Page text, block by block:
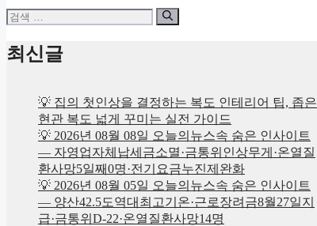
검
최신글
💡 집의 첫인상을 결정하는 복도 인테리어 팁, 좁은
현관 복도 넓게 꾸미는 실전 가이드
💡 2026년 08월 08일 오늘의뉴스속 숨은 인사이트
— 자영업자체납세금소멸·금통위인상무게·온열질
환사망5일째0명·전기요금누진제완화
💡 2026년 08월 05일 오늘의뉴스속 숨은 인사이트
— 양산42.5도역대최고기온·근로장려금8월27일지
급·금통위D-22·온열질환사망14명